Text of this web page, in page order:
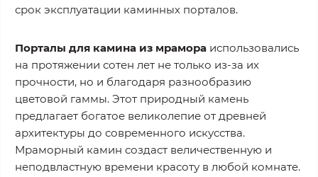
срок эксплуатации каминных порталов.
Порталы для камина из мрамора использовались
на протяжении сотен лет не только из-за их
прочности, но и благодаря разнообразию
цветовой гаммы. Этот природный камень
предлагает богатое великолепие от древней
архитектуры до современного искусства.
Мраморный камин создаст величественную и
неподвластную времени красоту в любой комнате.